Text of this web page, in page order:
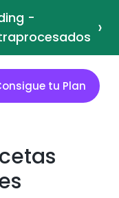
-
›
tu Plan